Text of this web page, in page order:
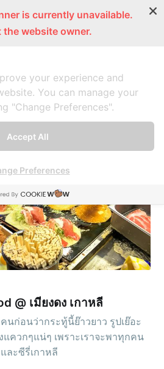
การ์ตูนแก้มกลม แก้มกลมพากิน
of 1 post
@ เมียงดง เกาหลี
ก่อนว่ากระทู้นี้ย๊าวยาว รูปเย๊อะ
แควกๆแน่ๆ เพราะเราจะพาทุกคน
ละซีรี่เกาหลี
is currently unavailable.
the website owner.
your experience and
You can manage your
"Change Preferences".
Accept All
Preferences